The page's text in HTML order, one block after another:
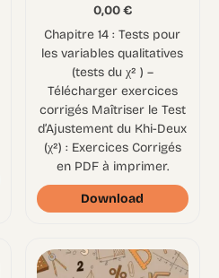
0,00€
Chapitre 14 : Tests pour
les variables qualitatives
(tests du χ² ) –
Télécharger exercices
corrigés Maîtriser le Test
d’Ajustement du Khi-Deux
(χ²) : Exercices Corrigés
en PDF à imprimer.
Download